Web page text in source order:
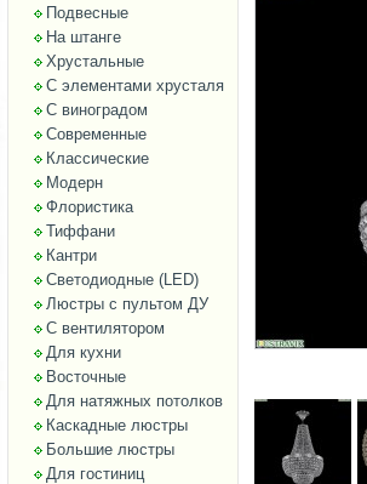
Подвесные
На штанге
Хрустальные
С элементами хрусталя
С виноградом
Современные
Классические
Модерн
Флористика
Тиффани
Кантри
Светодиодные (LED)
Люстры с пультом ДУ
С вентилятором
Для кухни
Восточные
Для натяжных потолков
Каскадные люстры
Большие люстры
Для гостиниц